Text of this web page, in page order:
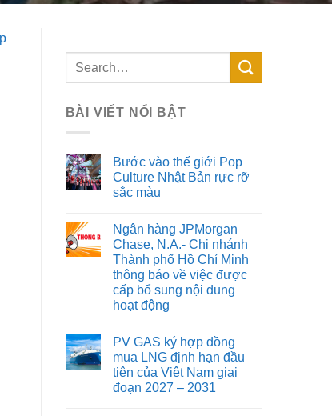
BÀI VIẾT NỔI BẬT
Bước vào thế giới Pop
Culture Nhật Bản rực rỡ
sắc màu
Ngân hàng JPMorgan
Chase, N.A.- Chi nhánh
Thành phố Hồ Chí Minh
thông báo về việc được
cấp bổ sung nội dung
hoạt động
PV GAS ký hợp đồng
mua LNG định hạn đầu
tiên của Việt Nam giai
đoạn 2027 – 2031